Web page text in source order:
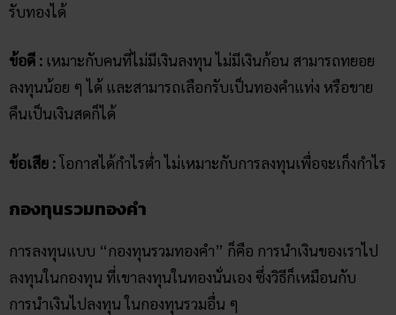
รับทองได้
ข้อดี : เหมาะกับคนที่ไม่มีเงินลงทุน ไม่มีเงินก้อน สามารถทยอย
ลงทุนน้อย ๆ ได้ และสามารถเลือกรับเป็นทองคำแท่ง หรือขาย
คืนเป็นเงินสดก็ได้
ข้อเสีย :โอกาสได้กำไรต่ำ ไม่เหมาะกับการลงทุนเพื่อจะเก็งกำไร
กองทุนรวมทองคำ
การลงทุนแบบ “กองทุนรวมทองคำ” ก็คือ การนำเงินของเราไป
ลงทุนในกองทุน ที่เขาลงทุนในทองนั่นเอง ซึ่งวิธีก็เหมือนกับ
การนำเงินไปลงทุน ในกองทุนรวมอื่น ๆ